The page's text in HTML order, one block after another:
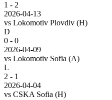
1 - 2
2026-04-13
vs Lokomotiv Plovdiv (H)
D
0 - 0
2026-04-09
vs Lokomotiv Sofia (A)
L
2 - 1
2026-04-04
vs CSKA Sofia (H)